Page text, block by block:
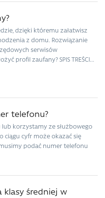
dzięki któremu załatwisz
z domu. Rozwiązanie
serwisów
profil zaufany? SPIS TREŚCI...
telefonu?
korzystamy ze służbowego
ciągu cyfr może okazać się
podać numer telefonu
klasy średniej w